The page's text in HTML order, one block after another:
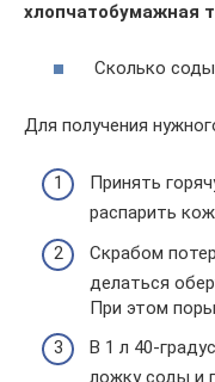
хлопчатобумажная
Сколько
Для получения
Принять
распарить
Скрабом
делаться
При этом
В 1 л 40-
ложку соды и